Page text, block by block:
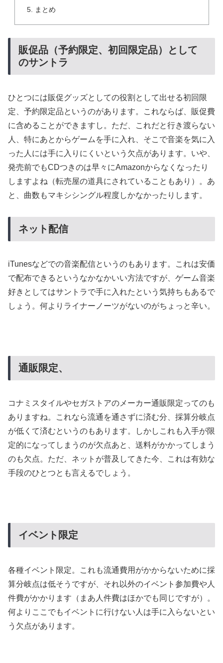
まとめ
販促品（予約限定、初回限定品）として
のサントラ
ひとつには販促グッズとしての役割として出せる初回限
定、予約限定品というのがあります。これならば、販促費
に含めることができますし。ただ、これだと行き渡らない
人、特にあとからゲームを手に入れ、そこで音楽を気に入
った人には手に入りにくいという欠点があります。いや、
発売前でもCDつきのは早々にAmazonからなくなったり
しますよね（転売屋の道具にされていることもあり）。あ
と、曲数もマキシシングル程度しかなかったりします。
ネット配信
iTunesなどでの音楽配信というのもあります。これは安価
で配布できるというなかなかいい方法ですが、ゲーム音楽
好きとしてはサントラで手に入れたという気持ちもあるで
しょう。何よりライナーノーツがないのがちょっと辛い。
通販限定、
コナミスタイルやセガストアのメーカー通販限定ってのも
ありますね。これなら流通を通さずに済む分、採算分岐点
が低くて済むというのもあります。しかしこれも入手が限
定的になってしまうのが欠点あと、送料がかかってしまう
のも欠点。ただ、ネットが普及してきた今、これは有効な
手段のひとつとも言えるでしょう。
イベント限定
各種イベント限定。これも流通費用がかからないために採
算分岐点は低そうですが、それ以外のイベント参加費や人
件費がかかります（まあ人件費はほかでも同じですが）。
何よりここでもイベントに行けない人は手に入らないとい
う欠点があります。